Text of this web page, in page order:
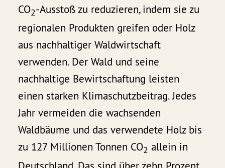
CO2-Ausstoß zu reduzieren, indem sie zu
regionalen Produkten greifen oder Holz
aus nachhaltiger Waldwirtschaft
verwenden. Der Wald und seine
nachhaltige Bewirtschaftung leisten
einen starken Klimaschutzbeitrag. Jedes
Jahr vermeiden die wachsenden
Waldbäume und das verwendete Holz bis
zu 127 Millionen Tonnen CO2 allein in